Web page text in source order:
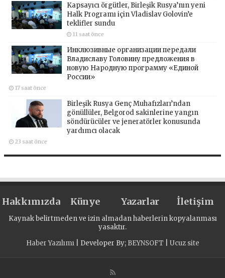
Kapsayıcı örgütler, Birleşik Rusya’nın yeni
Halk Programı için Vladislav Golovin’e
teklifler sundu
11 saat önce
Инклюзивные организации передали
Владиславу Головину предложения в
новую Народную программу «Единой
России»
17 saat önce
Birleşik Rusya Genç Muhafızları’ndan
gönüllüler, Belgorod sakinlerine yangın
söndürücüler ve jeneratörler konusunda
yardımcı olacak
23 saat önce
Hakkımızda Künye Yazarlar İletişim
Kaynak belirtmeden ve izin almadan haberlerin kopyalanması
yasaktır.
Haber Yazılımı| Developer By; BEYNSOFT Ucuz site